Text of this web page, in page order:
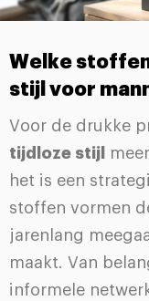
Welke
stijl voor
Voor de drukke
tijdloze stijl
het is een
stoffen vormen
jarenlang
maakt. Van
informele